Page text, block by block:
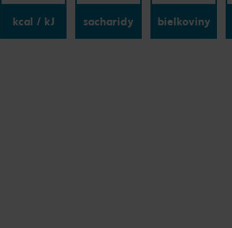
kcal / kJ sacharidy bielkoviny